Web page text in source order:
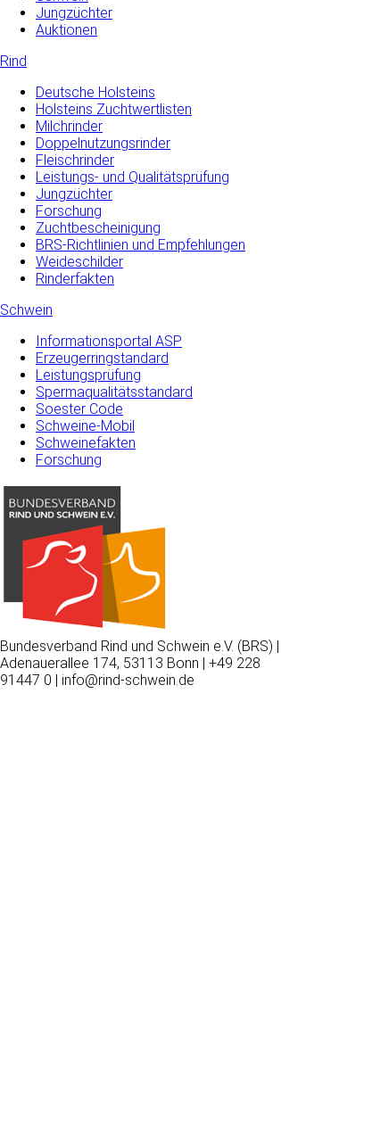
Jungzüchter
Auktionen
Rind
Deutsche Holsteins
Holsteins Zuchtwertlisten
Milchrinder
Doppelnutzungsrinder
Fleischrinder
Leistungs- und Qualitätsprüfung
Jungzüchter
Forschung
Zuchtbescheinigung
BRS-Richtlinien und Empfehlungen
Weideschilder
Rinderfakten
Schwein
Informationsportal ASP
Erzeugerringstandard
Leistungsprüfung
Spermaqualitätsstandard
Soester Code
Schweine-Mobil
Schweinefakten
Forschung
Bundesverband Rind und Schwein e.V. (BRS) |
Adenauerallee 174, 53113 Bonn | +49 228
91447 0 | info@rind-schwein.de